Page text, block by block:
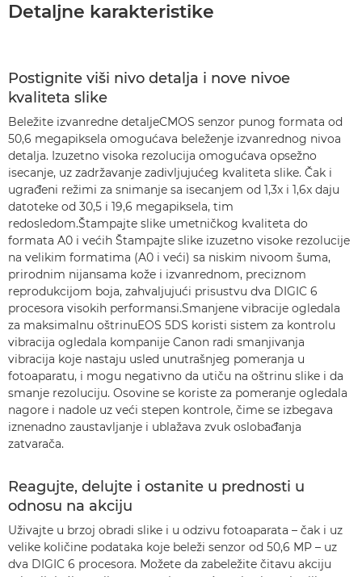
Detaljne karakteristike
Postignite viši nivo detalja i nove nivoe
kvaliteta slike
Beležite izvanredne detaljeCMOS senzor punog formata od
50,6 megapiksela omogućava beleženje izvanrednog nivoa
detalja. Izuzetno visoka rezolucija omogućava opsežno
isecanje, uz zadržavanje zadivljujućeg kvaliteta slike. Čak i
ugrađeni režimi za snimanje sa isecanjem od 1,3x i 1,6x daju
datoteke od 30,5 i 19,6 megapiksela, tim
redosledom.Štampajte slike umetničkog kvaliteta do
formata A0 i većih Štampajte slike izuzetno visoke rezolucije
na velikim formatima (A0 i veći) sa niskim nivoom šuma,
prirodnim nijansama kože i izvanrednom, preciznom
reprodukcijom boja, zahvaljujući prisustvu dva DIGIC 6
procesora visokih performansi.Smanjene vibracije ogledala
za maksimalnu oštrinuEOS 5DS koristi sistem za kontrolu
vibracija ogledala kompanije Canon radi smanjivanja
vibracija koje nastaju usled unutrašnjeg pomeranja u
fotoaparatu, i mogu negativno da utiču na oštrinu slike i da
smanje rezoluciju. Osovine se koriste za pomeranje ogledala
nagore i nadole uz veći stepen kontrole, čime se izbegava
iznenadno zaustavljanje i ublažava zvuk oslobađanja
zatvarača.
Reagujte, delujte i ostanite u prednosti u
odnosu na akciju
Uživajte u brzoj obradi slike i u odzivu fotoaparata – čak i uz
velike količine podataka koje beleži senzor od 50,6 MP – uz
dva DIGIC 6 procesora. Možete da zabeležite čitavu akciju